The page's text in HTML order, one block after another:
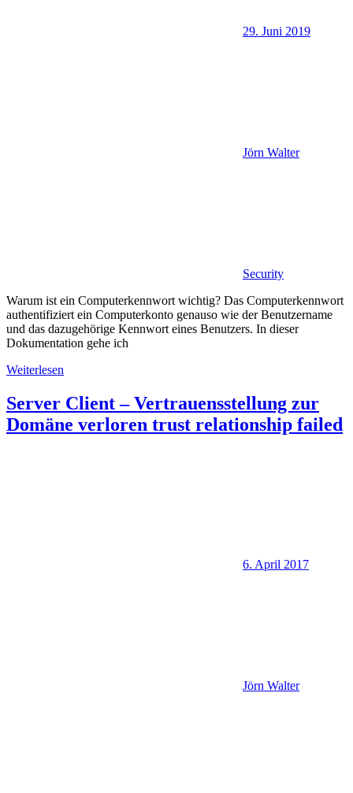
29. Juni 2019
Jörn Walter
Security
Warum ist ein Computerkennwort wichtig? Das Computerkennwort
authentifiziert ein Computerkonto genauso wie der Benutzername
und das dazugehörige Kennwort eines Benutzers. In dieser
Dokumentation gehe ich
Weiterlesen
Server Client – Vertrauensstellung zur
Domäne verloren trust relationship failed
6. April 2017
Jörn Walter